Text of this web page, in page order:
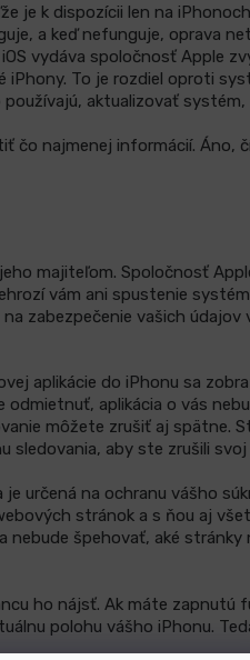
je k dispozícii len na
a keď nefunguje, oprava
vydáva spoločnosť Apple
To je rozdiel oproti
aktualizovať systém,
čo najmenej informácií. Áno,
majiteľom. Spoločnosť
vám ani spustenie
zabezpečenie vašich
aplikácie do iPhonu sa
odmietnuť, aplikácia o vás
môžete zrušiť aj spätne.
sledovania, aby ste zrušili svoj
určená na ochranu vášho
stránok a s ňou aj
špehovať, aké stránky
ho nájsť. Ak máte zapnutú
polohu vášho iPhonu.